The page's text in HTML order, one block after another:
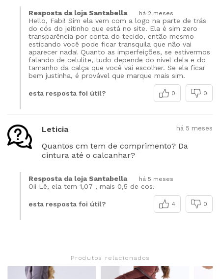
Resposta da loja Santabella há 2 meses
Hello, Fabi! Sim ela vem com a logo na parte de trás
do cós do jeitinho que está no site. Ela é sim zero
transparência por conta do tecido, então mesmo
esticando você pode ficar transquila que não vai
aparecer nada! Quanto as imperfeições, se estivermos
falando de celulite, tudo depende do nível dela e do
tamanho da calça que você vai escolher. Se ela ficar
bem justinha, é provável que marque mais sim.
esta resposta foi útil? 0 0
Leticia há 5 meses
Quantos cm tem de comprimento? Da
cintura até o calcanhar?
Resposta da loja Santabella há 5 meses
Oii Lê, ela tem 1,07 , mais 0,5 de cos.
esta resposta foi útil? 4 0
Produtos relacionados